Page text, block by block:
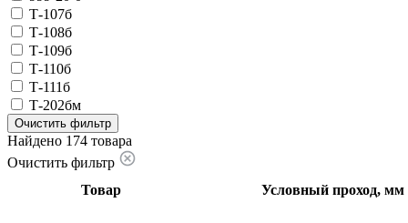
Т-107б
Т-108б
Т-109б
Т-110б
Т-111б
Т-202бм
Очистить фильтр
Найдено 174 товара
Очистить фильтр
Товар
Условный проход, мм